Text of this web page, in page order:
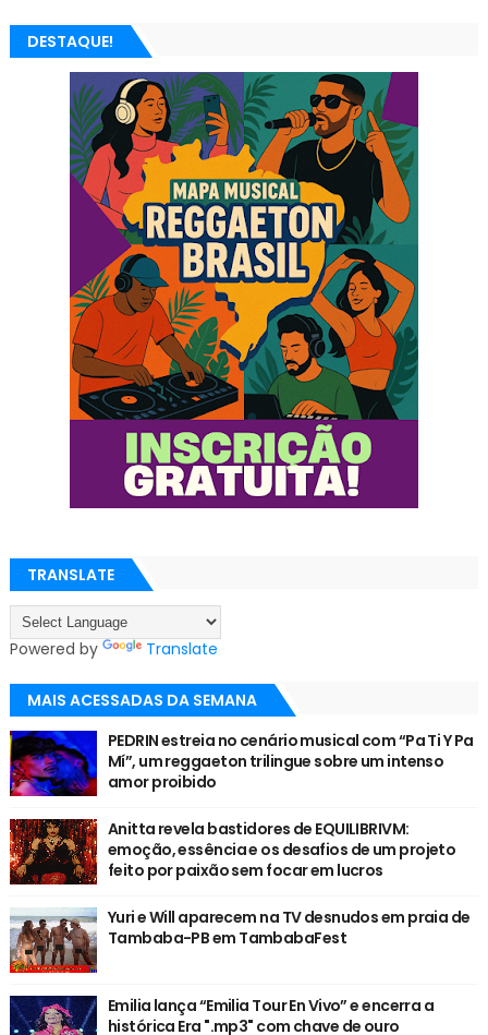
DESTAQUE!
TRANSLATE
Powered by Translate
MAIS ACESSADAS DA SEMANA
PEDRIN estreia no cenário musical com “Pa Ti Y Pa
Mí”, um reggaeton trilingue sobre um intenso
amor proibido
Anitta revela bastidores de EQUILIBRIVM:
emoção, essência e os desafios de um projeto
feito por paixão sem focar em lucros
Yuri e Will aparecem na TV desnudos em praia de
Tambaba-PB em TambabaFest
Emilia lança “Emilia Tour En Vivo” e encerra a
histórica Era ".mp3" com chave de ouro